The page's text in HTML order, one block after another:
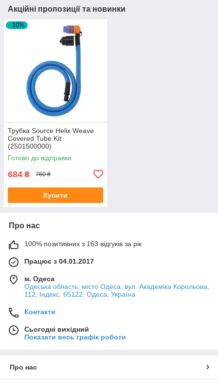
Акційні пропозиції та новинки
–10%
Трубка Source Helix Weave
Covered Tube Kit
(2501500000)
Готово до відправки
684 ₴ 760 ₴
Купити
Про нас
100% позитивних з 163 відгуків за рік
Працює з 04.01.2017
м. Одеса
Одеська область, місто Одеса, вул. Академіка Корольова,
112, Індекс: 65122, Одеса, Україна
Контакти
Сьогодні вихідний
Показати весь графік роботи
Про нас